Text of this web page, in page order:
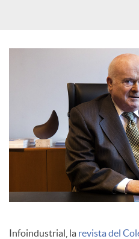
e
Infoindustrial, la revista del